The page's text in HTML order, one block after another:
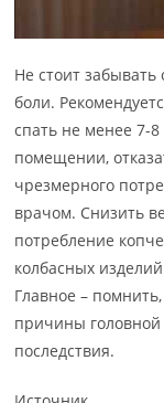
Не стоит забывать
боли.
спать не менее 7-
помещении,
чрезмерного
врачом. Снизить
потребление
колбасных
Главное –
причины головной
последствия.